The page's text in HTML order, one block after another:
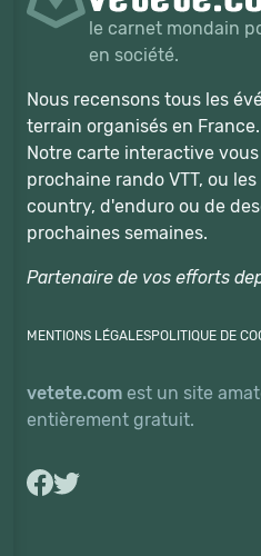
le carnet mondain
en société.
Nous recensons tous les
terrain organisés en France.
Notre carte interactive
prochaine rando VTT, ou
country, d'enduro ou de
prochaines semaines.
Partenaire de vos efforts
MENTIONS LÉGALESPOLITIQUE DE
vetete.com est un site
entièrement gratuit.